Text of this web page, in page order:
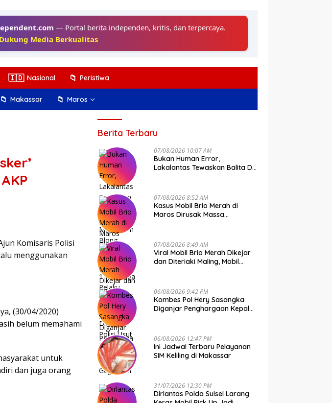
— Portal berita independen, kritis, dan terpercaya.
Dukung Media Berkualitas
🇮🇩 Nasional 📁 Peristiwa
📁 Makassar 📁 Maros
Komisaris Polisi
menggunakan
(30/04/2020)
belum memahami
untuk
dan juga orang
Berita Terbaru
07/08/2026 10:07 AM
Bukan Human Error,
Lakalantas Tewaskan Balita Di
07/08/2026 8:52 AM
Kasus Mobil Brio Merah di
Maros Dirusak Massa
07/08/2026 8:49 AM
Viral Mobil Brio Merah Dikejar
dan Diteriaki Maling, Mobil
06/08/2026 9:42 PM
Kombes Pol Hery Sasangka
Diganjar Penghargaan Kepala
06/08/2026 12:47 PM
Ini Jadwal Terbaru Pelayanan
SIM Keliling di Makassar
31/07/2026 12:30 PM
Dirlantas Polda Sulsel Larang